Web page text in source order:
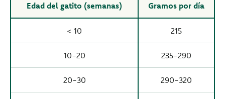
Edad del gatito (semanas) Gramos por día
< 10 215
10-20 235-290
20-30 290-320